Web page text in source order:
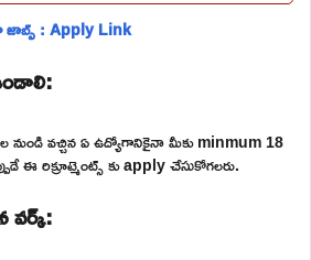
జాబ్స్ : Apply Link
నుండి వచ్చిన ఏ ఉద్యోగానికైనా మీకు minmum 18
ఈ రిక్రూట్మెంట్స్ కు apply చేసుకోగలరు.